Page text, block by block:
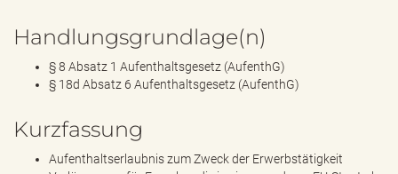
Handlungsgrundlage(n)
§ 8 Absatz 1 Aufenthaltsgesetz (AufenthG)
§ 18d Absatz 6 Aufenthaltsgesetz (AufenthG)
Kurzfassung
Aufenthaltserlaubnis zum Zweck der Erwerbstätigkeit